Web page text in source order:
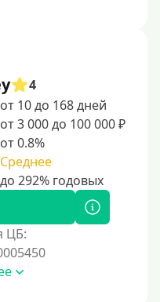
4
от 10 до 168 дней
от 3 000 до 100 000 ₽
от 0.8%
Среднее
ЦБ: